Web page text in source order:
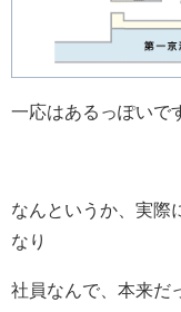
一応はあるっぽいで
なんというか、実際
なり
社員なんで、本来だ